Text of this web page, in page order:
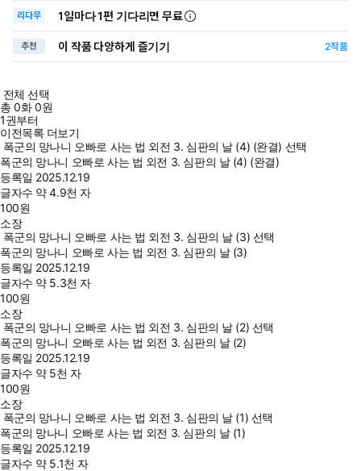
리다무 1일마다1편 기다리면 무료
추천 이 작품 다양하게 즐기기 2작품
전체 선택
총0화0원
1권부터
이전목록 더보기
폭군의 망나니 오빠로 사는 법 외전 3. 심판의 날 (4) (완결) 선택
폭군의 망나니 오빠로 사는 법 외전 3. 심판의 날 (4) (완결)
등록일 2025.12.19
글자수 약 4.9천 자
100원
소장
폭군의 망나니 오빠로 사는 법 외전 3. 심판의 날 (3) 선택
폭군의 망나니 오빠로 사는 법 외전 3. 심판의 날 (3)
등록일 2025.12.19
글자수 약 5.3천 자
100원
소장
폭군의 망나니 오빠로 사는 법 외전 3. 심판의 날 (2) 선택
폭군의 망나니 오빠로 사는 법 외전 3. 심판의 날 (2)
등록일 2025.12.19
글자수 약 5천 자
100원
소장
폭군의 망나니 오빠로 사는 법 외전 3. 심판의 날 (1) 선택
폭군의 망나니 오빠로 사는 법 외전 3. 심판의 날 (1)
등록일 2025.12.19
글자수 약 5.1천 자